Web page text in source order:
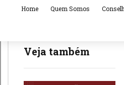
Home Quem Somos
Veja também